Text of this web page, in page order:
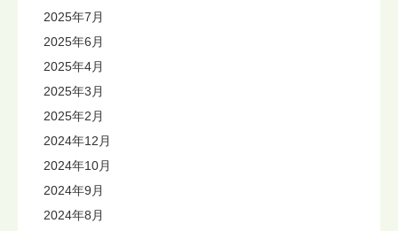
2025年7月
2025年6月
2025年4月
2025年3月
2025年2月
2024年12月
2024年10月
2024年9月
2024年8月